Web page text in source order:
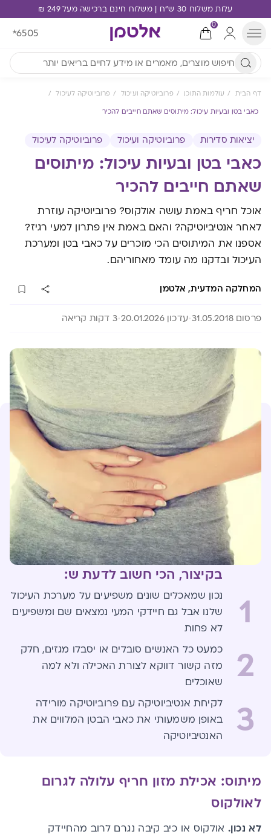
עלות משלוח 30 ש"ח | משלוח חינם ברכישה מעל 249 ₪
0
*6505
דף הבית עולמות התוכן פרוביוטיקה ועיכול פרוביוטיקה לעיכול
כאבי בטן ובעיות עיכול: מיתוסים שאתם חייבים להכיר
יציאות סדירות פרוביוטיקה ועיכול פרוביוטיקה לעיכול
כאבי בטן ובעיות עיכול: מיתוסים
שאתם חייבים להכיר
אוכל חריף באמת עושה אולקוס? פרוביוטיקה עוזרת
לאחר אנטיביוטיקה? והאם באמת אין פתרון למעי רגיז?
אספנו את המיתוסים הכי מוכרים על כאבי בטן ומערכת
העיכול ובדקנו מה עומד מאחוריהם.
המחלקה המדעית, אלטמן
פרסום 31.05.2018 עדכון 20.01.2026 3 דקות קריאה
בקיצור, הכי חשוב לדעת ש:
1
נכון שמאכלים שונים משפיעים על מערכת העיכול
שלנו אבל גם חיידקי המעי נמצאים שם ומשפיעים
לא פחות
2
כמעט כל האנשים סובלים או יסבלו מגזים, חלק
מזה קשור דווקא לצורת האכילה ולא למה
שאוכלים
3
לקיחת אנטיביוטיקה עם פרוביוטיקה מורידה
באופן משמעותי את כאבי הבטן המלווים את
האנטיביוטיקה
מיתוס: אכילת מזון חריף עלולה לגרום
לאולקוס
לא נכון.אולקוס או כיב קיבה נגרם לרוב מהחיידק